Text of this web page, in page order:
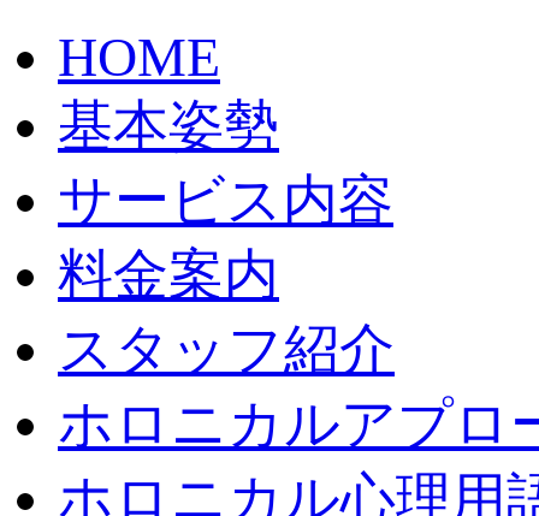
HOME
基本姿勢
サービス内容
料金案内
スタッフ紹介
ホロニカルアプロ
ホロニカル心理用